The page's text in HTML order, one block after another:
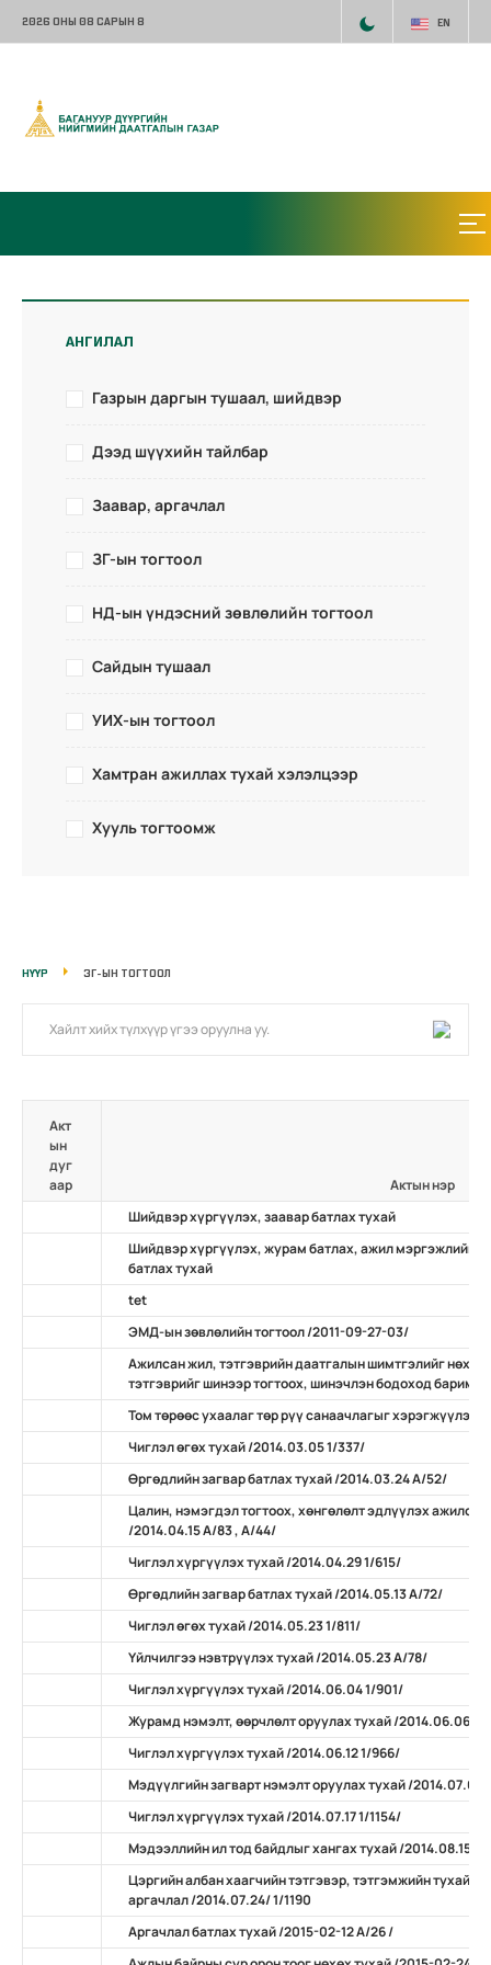
2026 ОНЫ 08 САРЫН 8 EN
АНГИЛАЛ
Газрын даргын тушаал, шийдвэр
Дээд шүүхийн тайлбар
Заавар, аргачлал
ЗГ-ын тогтоол
НД-ын үндэсний зөвлөлийн тогтоол
Сайдын тушаал
УИХ-ын тогтоол
Хамтран ажиллах тухай хэлэлцээр
Хууль тогтоомж
НҮҮР ЗГ-ЫН ТОГТООЛ
Акт
ын
дуг
аар
Актын нэр
Шийдвэр хүргүүлэх, заавар батлах тухай
Шийдвэр хүргүүлэх, журам батлах, ажил мэргэжлийн
батлах тухай
tet
ЭМД-ын зөвлөлийн тогтоол /2011-09-27-03/
Ажилсан жил, тэтгэврийн даатгалын шимтгэлийг нөхөн
тэтгэврийг шинээр тогтоох, шинэчлэн бодоход
Том төрөөс ухаалаг төр рүү санаачлагыг хэрэгжүүлэх
Чиглэл өгөх тухай /2014.03.05 1/337/
Өргөдлийн загвар батлах тухай /2014.03.24 А/52/
Цалин, нэмэгдэл тогтоох, хөнгөлөлт эдлүүлэх
/2014.04.15 А/83 , А/44/
Чиглэл хүргүүлэх тухай /2014.04.29 1/615/
Өргөдлийн загвар батлах тухай /2014.05.13 А/72/
Чиглэл өгөх тухай /2014.05.23 1/811/
Үйлчилгээ нэвтрүүлэх тухай /2014.05.23 А/78/
Чиглэл хүргүүлэх тухай /2014.06.04 1/901/
Журамд нэмэлт, өөрчлөлт оруулах тухай /2014.06.06
Чиглэл хүргүүлэх тухай /2014.06.12 1/966/
Мэдүүлгийн загварт нэмэлт оруулах тухай /2014.07.07
Чиглэл хүргүүлэх тухай /2014.07.17 1/1154/
Мэдээллийн ил тод байдлыг хангах тухай /2014.08.15
Цэргийн албан хаагчийн тэтгэвэр, тэтгэмжийн тухай
аргачлал /2014.07.24/ 1/1190
Аргачлал батлах тухай /2015-02-12 А/26 /